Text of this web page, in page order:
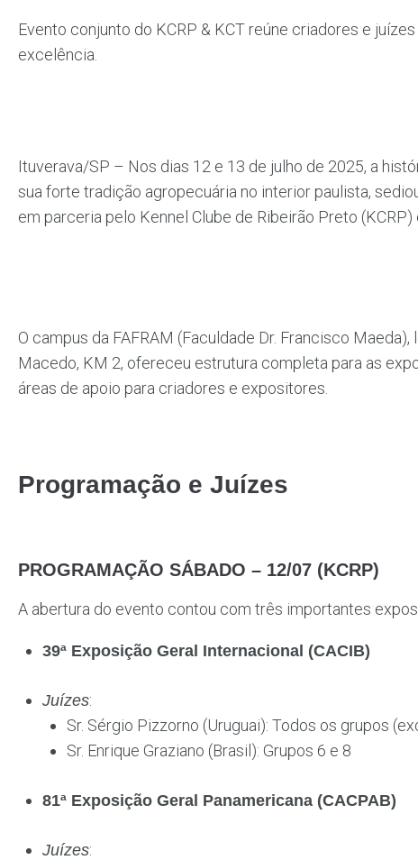
Evento conjunto do KCRP & KCT reúne criadores e
excelência.
Ituverava/SP – Nos dias 12 e 13 de julho de 2025, a
sua forte tradição agropecuária no interior paulista,
em parceria pelo Kennel Clube de Ribeirão Preto (KCRP)
O campus da FAFRAM (Faculdade Dr. Francisco
Macedo, KM 2, ofereceu estrutura completa para as
áreas de apoio para criadores e expositores.
Programação e Juízes
PROGRAMAÇÃO SÁBADO – 12/07 (KCRP)
A abertura do evento contou com três importantes
39ª Exposição Geral Internacional (CACIB)
Juízes:
Sr. Sérgio Pizzorno (Uruguai): Todos os grupos
Sr. Enrique Graziano (Brasil): Grupos 6 e 8
81ª Exposição Geral Panamericana (CACPAB)
Juízes: